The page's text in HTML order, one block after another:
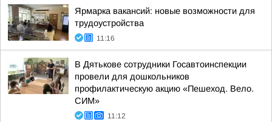
Ярмарка вакансий: новые возможности для
трудоустройства
11:16
В Дятькове сотрудники Госавтоинспекции
провели для дошкольников
профилактическую акцию «Пешеход. Вело.
СИМ»
11:12